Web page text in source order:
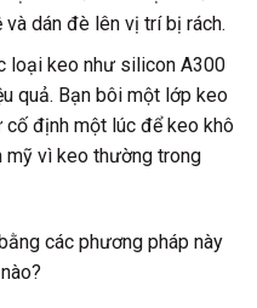
dán đè lên vị trí bị rách.
loại keo như silicon A300
quả. Bạn bôi một lớp keo
định một lúc để keo khô
mỹ vì keo thường trong
các phương pháp này